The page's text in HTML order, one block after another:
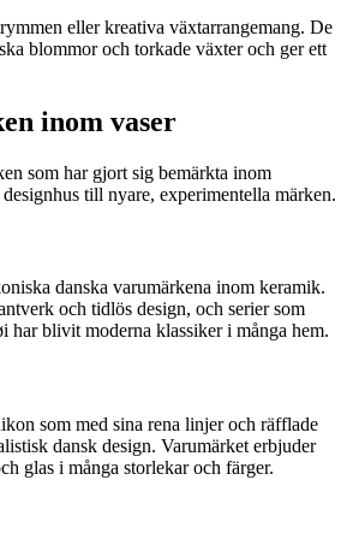
eller kreativa växtarrangemang. De
blommor och torkade växter och ger ett
inom vaser
som har gjort sig bemärkta inom
till nyare, experimentella märken.
danska varumärkena inom keramik.
och tidlös design, och serier som
har blivit moderna klassiker i många hem.
som med sina rena linjer och räfflade
dansk design. Varumärket erbjuder
glas i många storlekar och färger.